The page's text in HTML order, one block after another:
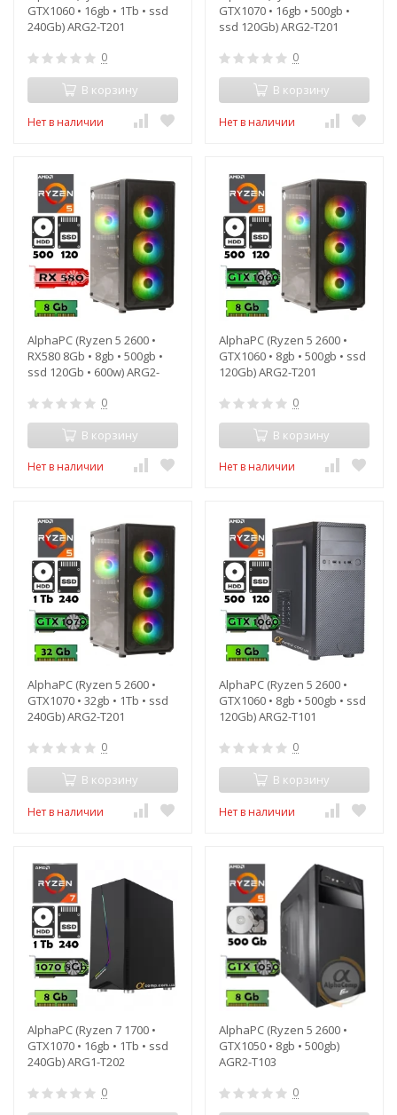
GTX1060 • 16gb • 1Tb • ssd
240Gb) ARG2-T201
0
В корзину
Нет в наличии
GTX1070 • 16gb • 500gb •
ssd 120Gb) ARG2-T201
0
В корзину
Нет в наличии
AlphaPC (Ryzen 5 2600 •
RX580 8Gb • 8gb • 500gb •
ssd 120Gb • 600w) ARG2-
0
В корзину
Нет в наличии
AlphaPC (Ryzen 5 2600 •
GTX1060 • 8gb • 500gb • ssd
120Gb) ARG2-T201
0
В корзину
Нет в наличии
AlphaPC (Ryzen 5 2600 •
GTX1070 • 32gb • 1Tb • ssd
240Gb) ARG2-T201
0
В корзину
Нет в наличии
AlphaPC (Ryzen 5 2600 •
GTX1060 • 8gb • 500gb • ssd
120Gb) ARG2-T101
0
В корзину
Нет в наличии
AlphaPC (Ryzen 7 1700 •
GTX1070 • 16gb • 1Tb • ssd
240Gb) ARG1-T202
0
AlphaPC (Ryzen 5 2600 •
GTX1050 • 8gb • 500gb)
AGR2-T103
0